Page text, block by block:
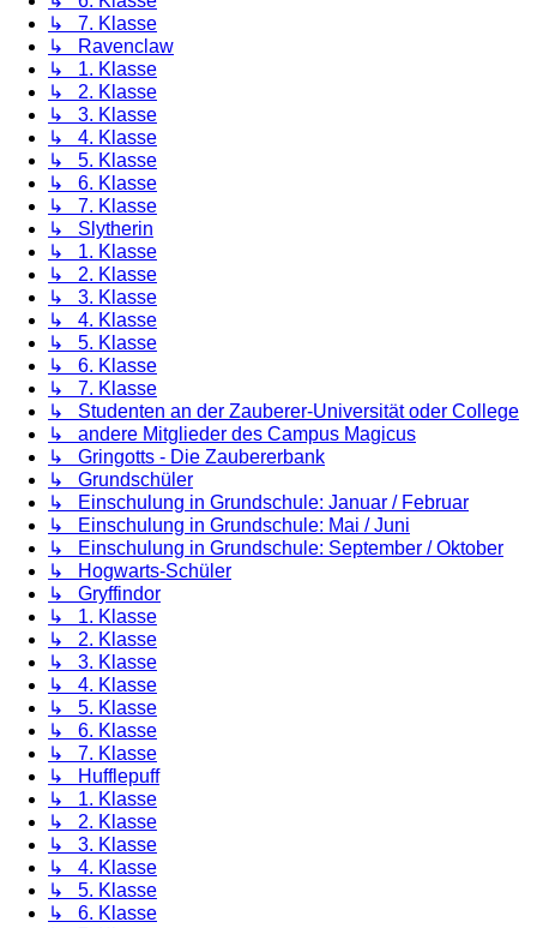
↳ 7. Klasse
↳ Ravenclaw
↳ 1. Klasse
↳ 2. Klasse
↳ 3. Klasse
↳ 4. Klasse
↳ 5. Klasse
↳ 6. Klasse
↳ 7. Klasse
↳ Slytherin
↳ 1. Klasse
↳ 2. Klasse
↳ 3. Klasse
↳ 4. Klasse
↳ 5. Klasse
↳ 6. Klasse
↳ 7. Klasse
↳ Studenten an der Zauberer-Universität oder College
↳ andere Mitglieder des Campus Magicus
↳ Gringotts - Die Zaubererbank
↳ Grundschüler
↳ Einschulung in Grundschule: Januar / Februar
↳ Einschulung in Grundschule: Mai / Juni
↳ Einschulung in Grundschule: September / Oktober
↳ Hogwarts-Schüler
↳ Gryffindor
↳ 1. Klasse
↳ 2. Klasse
↳ 3. Klasse
↳ 4. Klasse
↳ 5. Klasse
↳ 6. Klasse
↳ 7. Klasse
↳ Hufflepuff
↳ 1. Klasse
↳ 2. Klasse
↳ 3. Klasse
↳ 4. Klasse
↳ 5. Klasse
↳ 6. Klasse